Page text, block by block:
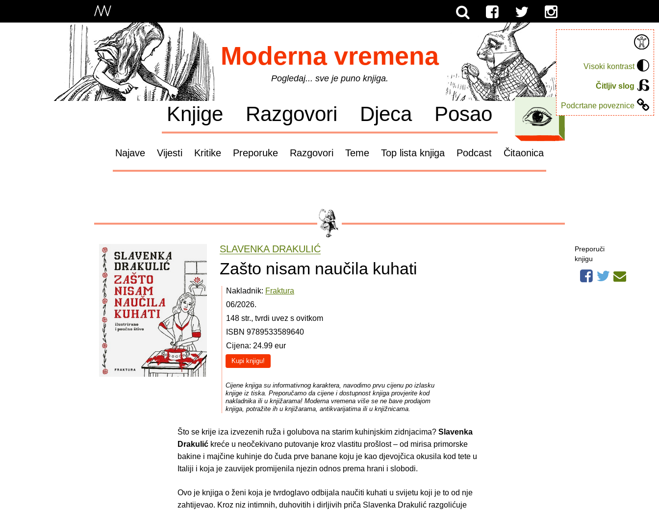
Visoki kontrast
Čitljiv slog
Podcrtane poveznice
Moderna vremena
Pogledaj... sve je puno knjiga.
Knjige Razgovori Djeca Posao
Najave Vijesti Kritike Preporuke Razgovori Teme Top lista knjiga Podcast Čitaonica
SLAVENKA DRAKULIĆ
Zašto nisam naučila kuhati
Nakladnik: Fraktura
06/2026.
148 str., tvrdi uvez s ovitkom
ISBN 9789533589640
Cijena: 24.99 eur
Kupi knjigu!
Cijene knjiga su informativnog karaktera, navodimo prvu cijenu po izlasku
knjige iz tiska. Preporučamo da cijene i dostupnost knjiga provjerite kod
nakladnika ili u knjižarama! Moderna vremena više se ne bave prodajom
knjiga, potražite ih u knjižarama, antikvarijatima ili u knjižnicama.
Što se krije iza izvezenih ruža i golubova na starim kuhinjskim zidnjacima? Slavenka
Drakulić kreće u neočekivano putovanje kroz vlastitu prošlost – od mirisa primorske
bakine i majčine kuhinje do čuda prve banane koju je kao djevojčica okusila kod tete u
Italiji i koja je zauvijek promijenila njezin odnos prema hrani i slobodi.
Ovo je knjiga o ženi koja je tvrdoglavo odbijala naučiti kuhati u svijetu koji je to od nje
zahtijevao. Kroz niz intimnih, duhovitih i dirljivih priča Slavenka Drakulić razgolićuje
Preporuči
knjigu